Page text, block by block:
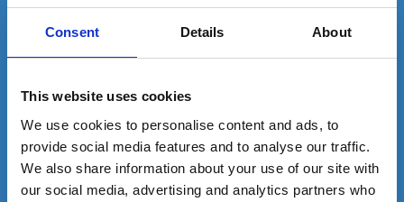
Consent Details About
This website uses cookies
We use cookies to personalise content and ads, to
provide social media features and to analyse our traffic.
We also share information about your use of our site with
our social media, advertising and analytics partners who
égale à 75% du montant de votre don, dans la limite
de 1000€ de don par an et de 20% de votre revenu
imposable.